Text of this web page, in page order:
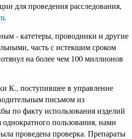
для проведения расследования,
.
- катетеры, проводники и другие
часть с истекшим сроком
на более чем 100 миллионов
К., поступившее в управление
письмом из
по факту использования изделий
пользования, нами
проведена проверка. Препараты